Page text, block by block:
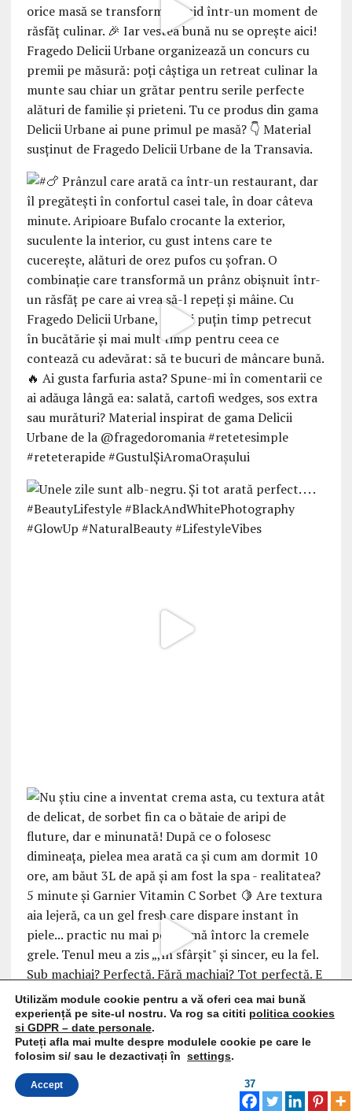
37
Utilizăm module cookie pentru a vă oferi cea mai bună
experiență pe site-ul nostru. Va rog sa cititi politica cookies
si GDPR – date personale.
Puteți afla mai multe despre modulele cookie pe care le
folosim si/ sau le dezactivați în settings.
Accept